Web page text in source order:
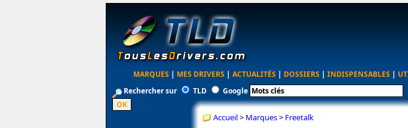
MARQUES | MES DRIVERS | ACTUALITÉS | DOSSIERS | INDISPENSABLES |
Rechercher sur
TLD Google
Accueil> Marques> Freetalk